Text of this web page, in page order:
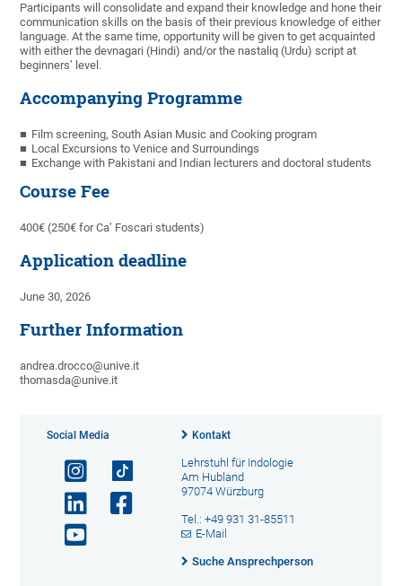
Participants will consolidate and expand their knowledge and hone their
communication skills on the basis of their previous knowledge of either
language. At the same time, opportunity will be given to get acquainted
with either the devnagari (Hindi) and/or the nastaliq (Urdu) script at
beginners’ level.
Accompanying Programme
Film screening, South Asian Music and Cooking program
Local Excursions to Venice and Surroundings
Exchange with Pakistani and Indian lecturers and doctoral students
Course Fee
400€ (250€ for Ca’ Foscari students)
Application deadline
June 30, 2026
Further Information
andrea.drocco@unive.it
thomasda@unive.it
Social Media Kontakt
Lehrstuhl für Indologie
Am Hubland
97074 Würzburg
Tel.: +49 931 31-85511
E-Mail
Suche Ansprechperson